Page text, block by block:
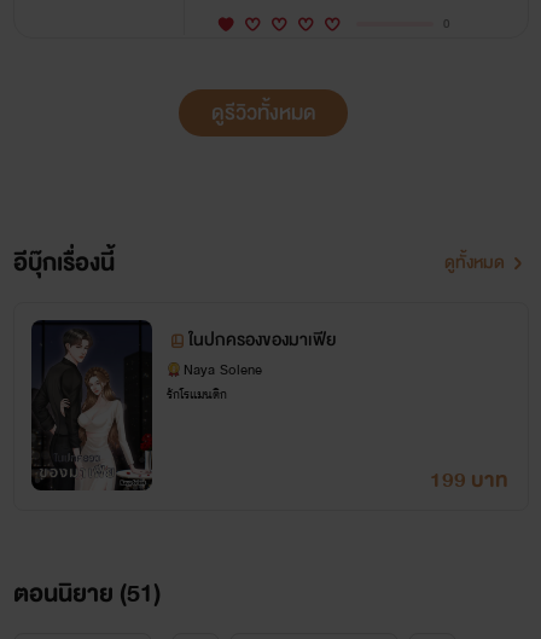
0
ดูรีวิวทั้งหมด
อีบุ๊กเรื่องนี้ ดูทั้งหมด
ในปกครองของมาเฟีย
Naya Solene
รักโรแมนติก
199 บาท
ตอนนิยาย (51)